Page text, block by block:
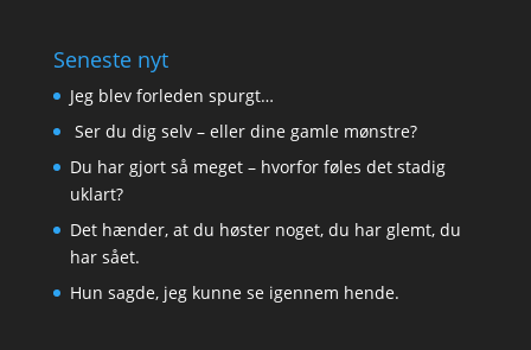
Seneste nyt
Jeg blev forleden spurgt…
Ser du dig selv – eller dine gamle mønstre?
Du har gjort så meget – hvorfor føles det stadig
uklart?
Det hænder, at du høster noget, du har glemt, du
har sået.
Hun sagde, jeg kunne se igennem hende.